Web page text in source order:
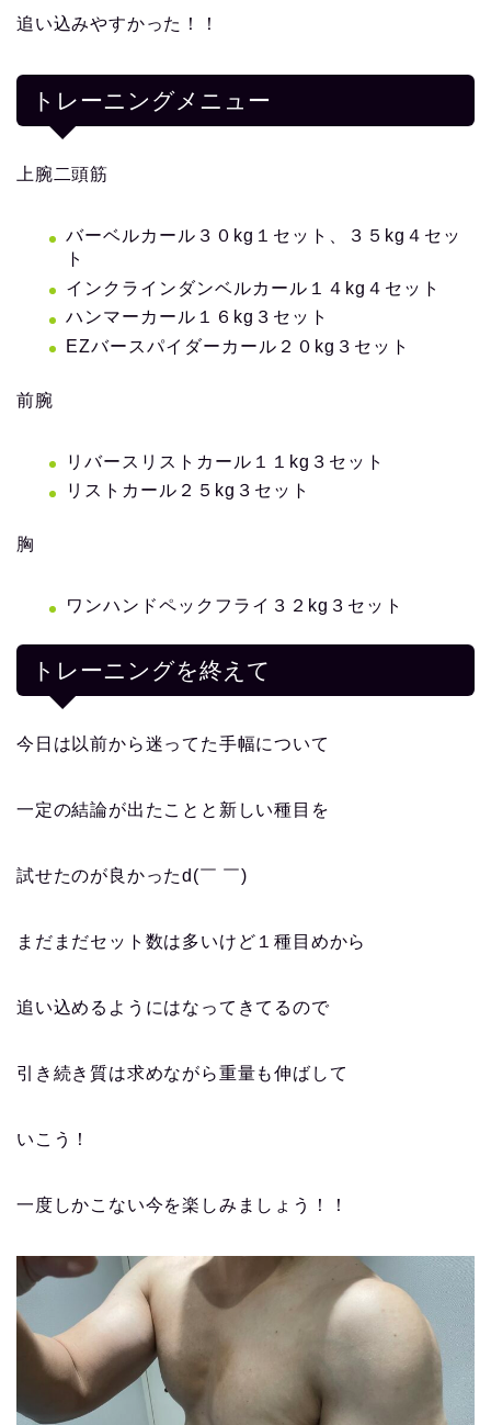
追い込みやすかった！！
トレーニングメニュー
上腕二頭筋
バーベルカール３０kg１セット、３５kg４セッ
ト
インクラインダンベルカール１４kg４セット
ハンマーカール１６kg３セット
EZバースパイダーカール２０kg３セット
前腕
リバースリストカール１１kg３セット
リストカール２５kg３セット
胸
ワンハンドペックフライ３２kg３セット
トレーニングを終えて
今日は以前から迷ってた手幅について
一定の結論が出たことと新しい種目を
試せたのが良かったd(￣ ￣)
まだまだセット数は多いけど１種目めから
追い込めるようにはなってきてるので
引き続き質は求めながら重量も伸ばして
いこう！
一度しかこない今を楽しみましょう！！